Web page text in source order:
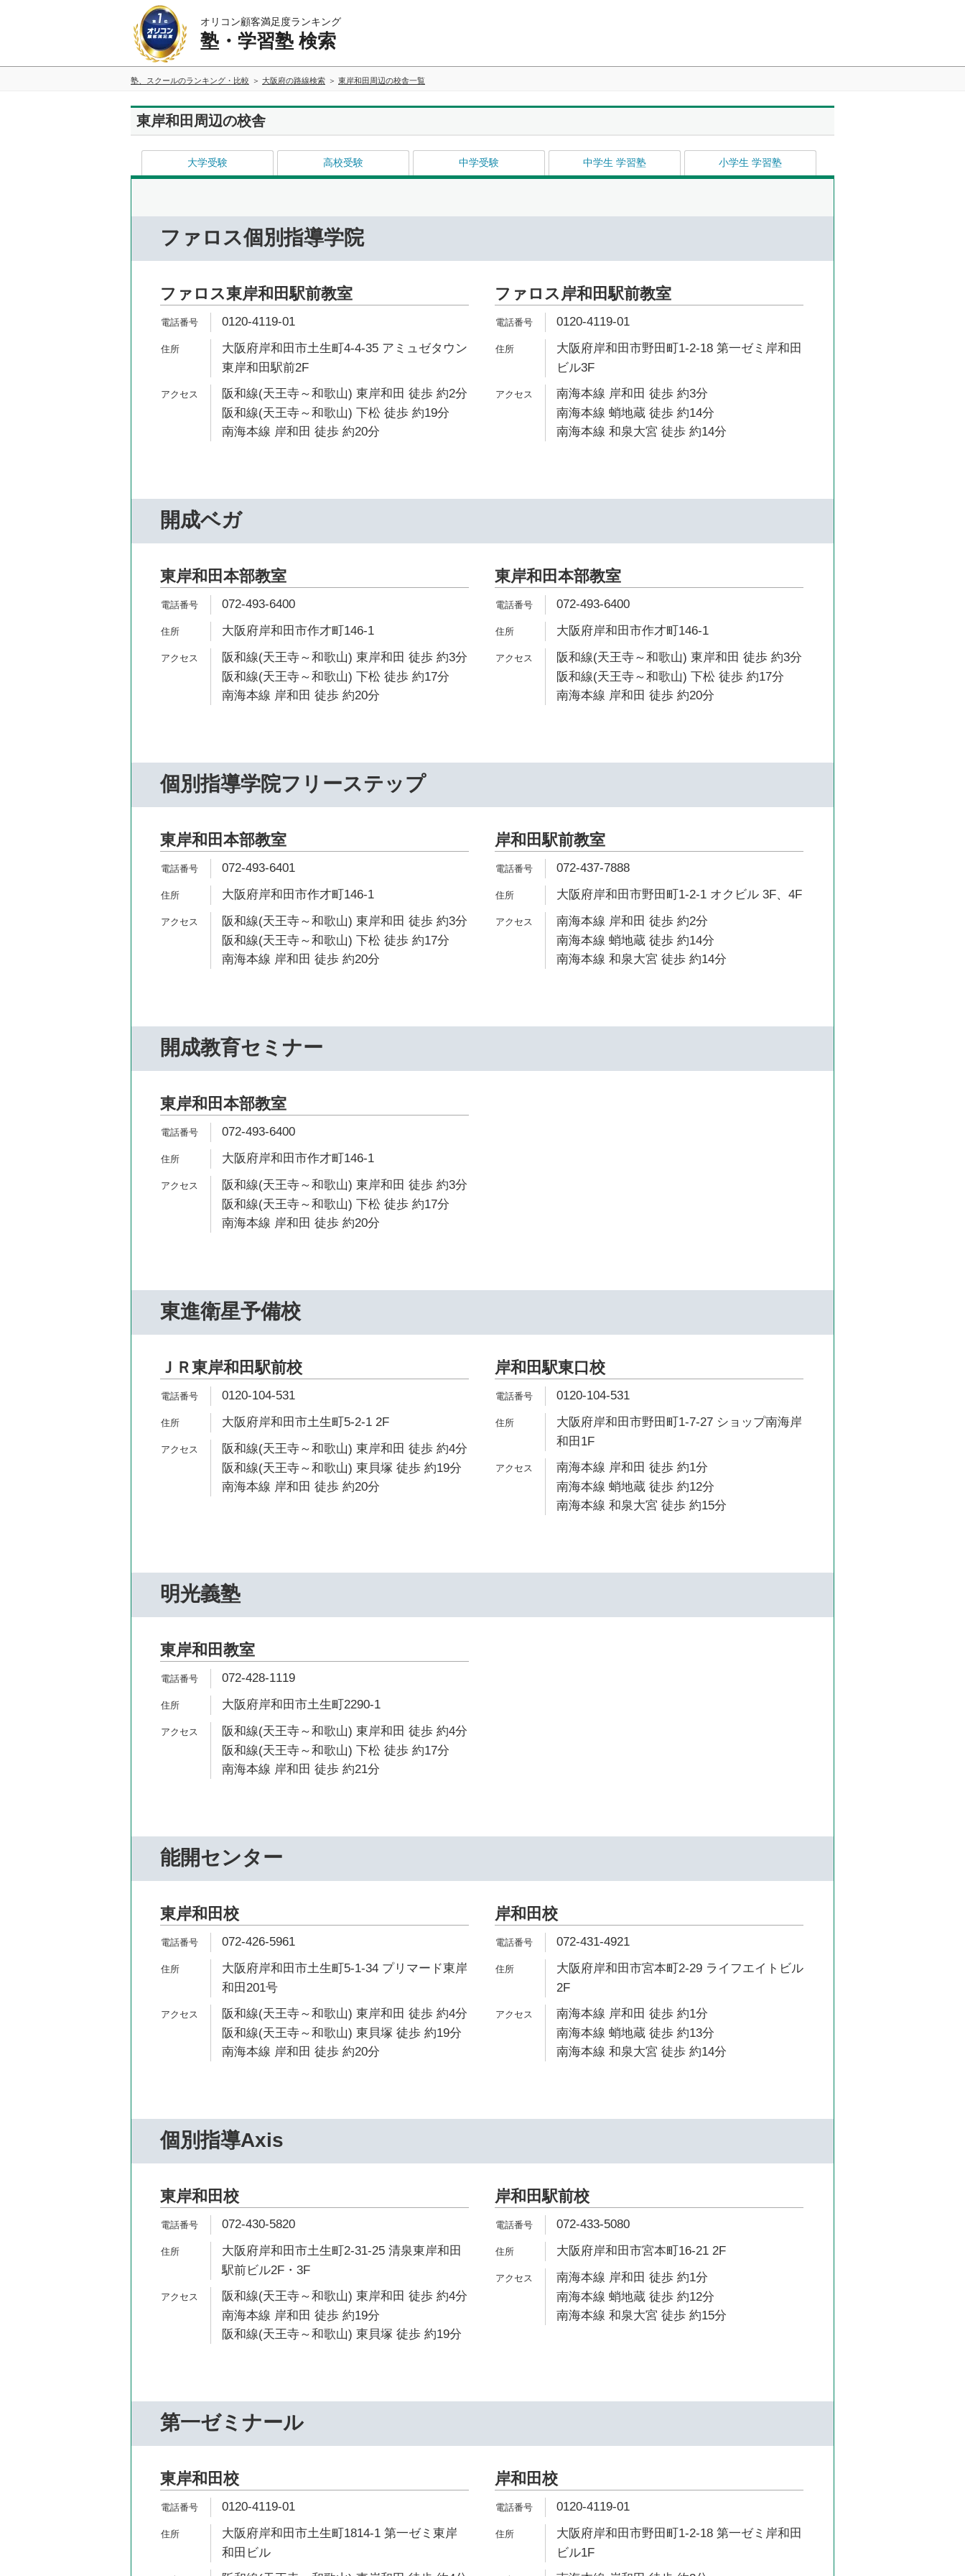
オリコン顧客満足度ランキング
塾・学習塾 検索
塾、スクールのランキング・比較 大阪府の路線検索 東岸和田周辺の校舎一覧
東岸和田周辺の校舎
大学受験 高校受験 中学受験 中学生 学習塾 小学生 学習塾
ファロス個別指導学院
ファロス東岸和田駅前教室
0120-4119-01
大阪府岸和田市土生町4-4-35 アミュゼタウン
東岸和田駅前2F
阪和線(天王寺～和歌山) 東岸和田 徒歩 約2分
阪和線(天王寺～和歌山) 下松 徒歩 約19分
南海本線 岸和田 徒歩 約20分
ファロス岸和田駅前教室
0120-4119-01
大阪府岸和田市野田町1-2-18 第一ゼミ岸和田
ビル3F
南海本線 岸和田 徒歩 約3分
南海本線 蛸地蔵 徒歩 約14分
南海本線 和泉大宮 徒歩 約14分
開成ベガ
東岸和田本部教室
072-493-6400
大阪府岸和田市作才町146-1
阪和線(天王寺～和歌山) 東岸和田 徒歩 約3分
阪和線(天王寺～和歌山) 下松 徒歩 約17分
南海本線 岸和田 徒歩 約20分
東岸和田本部教室
072-493-6400
大阪府岸和田市作才町146-1
阪和線(天王寺～和歌山) 東岸和田 徒歩 約3分
阪和線(天王寺～和歌山) 下松 徒歩 約17分
南海本線 岸和田 徒歩 約20分
個別指導学院フリーステップ
東岸和田本部教室
072-493-6401
大阪府岸和田市作才町146-1
阪和線(天王寺～和歌山) 東岸和田 徒歩 約3分
阪和線(天王寺～和歌山) 下松 徒歩 約17分
南海本線 岸和田 徒歩 約20分
岸和田駅前教室
072-437-7888
大阪府岸和田市野田町1-2-1 オクビル 3F、4F
南海本線 岸和田 徒歩 約2分
南海本線 蛸地蔵 徒歩 約14分
南海本線 和泉大宮 徒歩 約14分
開成教育セミナー
東岸和田本部教室
072-493-6400
大阪府岸和田市作才町146-1
阪和線(天王寺～和歌山) 東岸和田 徒歩 約3分
阪和線(天王寺～和歌山) 下松 徒歩 約17分
南海本線 岸和田 徒歩 約20分
東進衛星予備校
ＪＲ東岸和田駅前校
0120-104-531
大阪府岸和田市土生町5-2-1 2F
阪和線(天王寺～和歌山) 東岸和田 徒歩 約4分
阪和線(天王寺～和歌山) 東貝塚 徒歩 約19分
南海本線 岸和田 徒歩 約20分
岸和田駅東口校
0120-104-531
大阪府岸和田市野田町1-7-27 ショップ南海岸
和田1F
南海本線 岸和田 徒歩 約1分
南海本線 蛸地蔵 徒歩 約12分
南海本線 和泉大宮 徒歩 約15分
明光義塾
東岸和田教室
072-428-1119
大阪府岸和田市土生町2290-1
阪和線(天王寺～和歌山) 東岸和田 徒歩 約4分
阪和線(天王寺～和歌山) 下松 徒歩 約17分
南海本線 岸和田 徒歩 約21分
能開センター
東岸和田校
072-426-5961
大阪府岸和田市土生町5-1-34 プリマード東岸
和田201号
阪和線(天王寺～和歌山) 東岸和田 徒歩 約4分
阪和線(天王寺～和歌山) 東貝塚 徒歩 約19分
南海本線 岸和田 徒歩 約20分
岸和田校
072-431-4921
大阪府岸和田市宮本町2-29 ライフエイトビル
2F
南海本線 岸和田 徒歩 約1分
南海本線 蛸地蔵 徒歩 約13分
南海本線 和泉大宮 徒歩 約14分
個別指導Axis
東岸和田校
072-430-5820
大阪府岸和田市土生町2-31-25 清泉東岸和田
駅前ビル2F・3F
阪和線(天王寺～和歌山) 東岸和田 徒歩 約4分
南海本線 岸和田 徒歩 約19分
阪和線(天王寺～和歌山) 東貝塚 徒歩 約19分
岸和田駅前校
072-433-5080
大阪府岸和田市宮本町16-21 2F
南海本線 岸和田 徒歩 約1分
南海本線 蛸地蔵 徒歩 約12分
南海本線 和泉大宮 徒歩 約15分
第一ゼミナール
東岸和田校
0120-4119-01
大阪府岸和田市土生町1814-1 第一ゼミ東岸
和田ビル
岸和田校
0120-4119-01
大阪府岸和田市野田町1-2-18 第一ゼミ岸和田
ビル1F